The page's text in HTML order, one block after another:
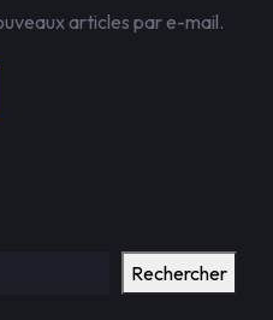
articles par e-mail.
Rechercher